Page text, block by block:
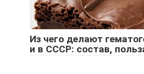
Из чего делают
и в СССР: состав,